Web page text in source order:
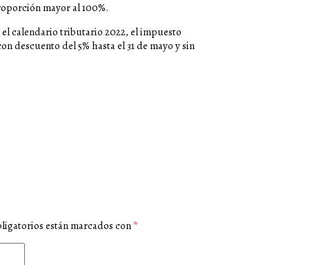
mayor al 100%.
calendario tributario 2022, el impuesto
descuento del 5% hasta el 31 de mayo y sin
están marcados con*